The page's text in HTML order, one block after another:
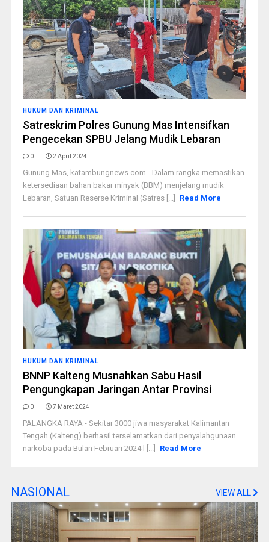
HUKUM DAN KRIMINAL
Satreskrim Polres Gunung Mas Intensifkan
Pengecekan SPBU Jelang Mudik Lebaran
0 2 April 2024
Gunung Mas, katambungnews.com - Dalam rangka memastikan
ketersediaan bahan bakar minyak (BBM) menjelang mudik
Lebaran, Satuan Reserse Kriminal (Satres [...]
Read More
HUKUM DAN KRIMINAL
BNNP Kalteng Musnahkan Sabu Hasil
Pengungkapan Jaringan Antar Provinsi
0 7 Maret 2024
PALANGKA RAYA - Sekitar 3000 jiwa masyarakat Kalimantan
Tengah (Kalteng) berhasil terselamatkan dari penyalahgunaan
narkoba pada Bulan Februari 2024 l [...]
Read More
NASIONAL VIEW ALL